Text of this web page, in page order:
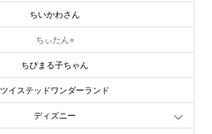
ちいかわさん
ちぃたん⭐︎
ちびまる子ちゃん
ツイステッドワンダーランド
ディズニー